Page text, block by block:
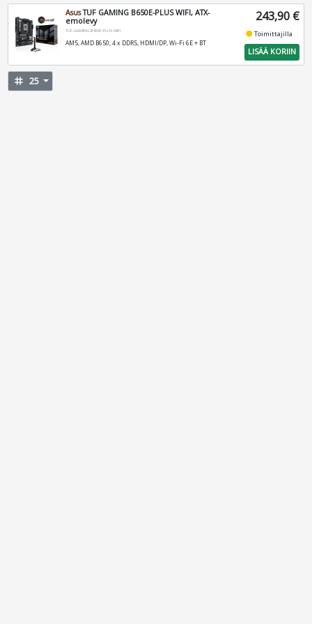
AsusTUF GAMING B650E-PLUS WIFI, ATX-
emolevy
TUF-GAMING-B650E-PLUS-WIFI
AM5, AMD B650, 4 x DDR5, HDMI/DP, Wi-Fi 6E + BT
243,90 €
fiber_manual_recordToimittajilla
LISÄÄ KORIIN
tag 25